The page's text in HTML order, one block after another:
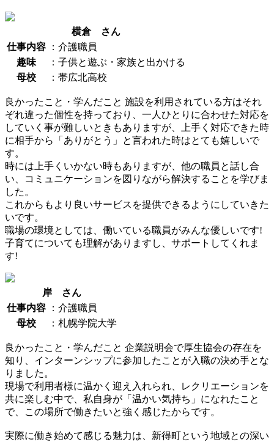
横倉 さん
仕事内容
：介護職員
趣味
：子供と遊ぶ・家族と出かける
母校
：帯広北高校
良かったこと・学んだこと 施設を利用されている方はそれ
ぞれ違った個性を持っており、一人ひとりに合わせた対応を
していく事が難しいときもありますが、上手く対応できた時
に相手から「ありがとう」と言われた時はとても嬉しいで
す。
時には上手くいかない時もありますが、他の職員と話し合
い、コミュニケーションを図りながら解決することを学びま
した。
これからもより良いサービスを提供できるようにしていきた
いです。
職場の環境としては、働いている職員がみんな優しいです!
子育てについても理解がありますし、サポートしてくれま
す!
岸 さん
仕事内容
：介護職員
母校
：札幌学院大学
良かったこと・学んだこと 企業説明会で厚生協会の存在を
知り、インターンシップに参加したことが入職の決め手とな
りました。
現場で利用者様に温かく迎え入れられ、レクリエーションを
共に楽しむ中で、私自身が「温かい気持ち」になれたこと
で、この場所で働きたいと強く感じたからです。
実際に働き始めて感じる魅力は、新得町という地域との深い